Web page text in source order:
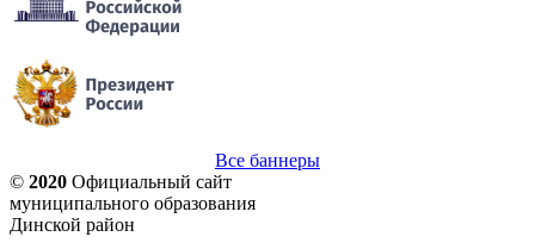
Все баннеры
© 2020 Официальный сайт
муниципального образования
Динской район